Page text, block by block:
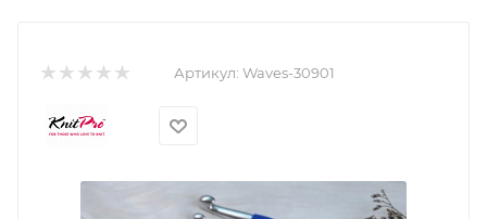
Артикул: Waves-30901